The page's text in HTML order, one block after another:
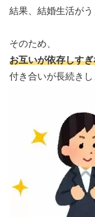
結果、結婚生活がう
そのため、
お互いが依存しす
付き合いが長続きし